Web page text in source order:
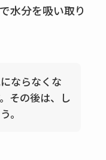
水分を吸い取り
ならなくな
その後は、し
。